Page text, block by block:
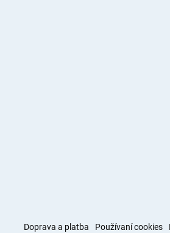
Doprava a platba Používaní cookies